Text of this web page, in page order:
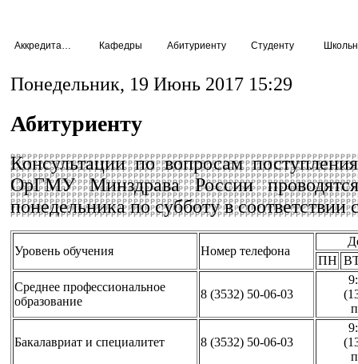
Кафедры Абитуриенту Студенту
Понедельник, 19 Июнь 2017 15:29
Абитуриенту
Консультации по вопросам
ОрГМУ Минздрава России
понедельника по субботу в соответствии
Уровень обучения Номер телефона
ПН
Cреднее профессиональное
образование
8 (3532) 50-06-03
Бакалавриат и специалитет 8 (3532) 50-06-03